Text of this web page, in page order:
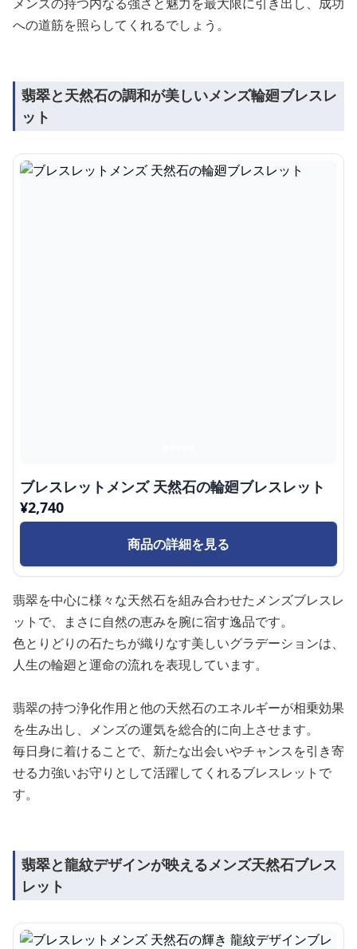
への道筋を照らしてくれるでしょう。
翡翠と天然石の調和が美しいメンズ輪廻ブレスレ
ット
ブレスレットメンズ 天然石の輪廻ブレスレット
¥2,740
商品の詳細を見る
翡翠を中心に様々な天然石を組み合わせたメンズブレスレ
ットで、まさに自然の恵みを腕に宿す逸品です。
色とりどりの石たちが織りなす美しいグラデーションは、
人生の輪廻と運命の流れを表現しています。
翡翠の持つ浄化作用と他の天然石のエネルギーが相乗効果
を生み出し、メンズの運気を総合的に向上させます。
毎日身に着けることで、新たな出会いやチャンスを引き寄
せる力強いお守りとして活躍してくれるブレスレットで
す。
翡翠と龍紋デザインが映えるメンズ天然石ブレス
レット